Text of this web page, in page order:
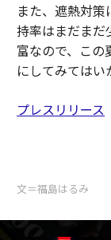
また、遮熱対
持率はまだまだ
富なので、こ
にしてみてはい
プレスリリース
文＝福島はるみ